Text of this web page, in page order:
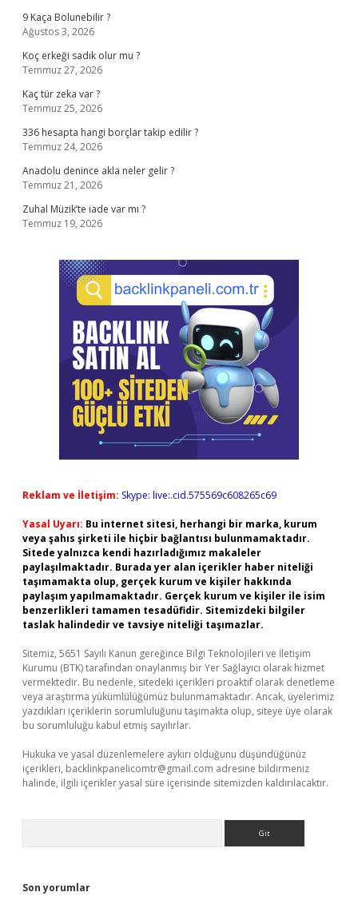
9 Kaça Bolunebilir ?
Ağustos 3, 2026
Koç erkeği sadık olur mu ?
Temmuz 27, 2026
Kaç tür zeka var ?
Temmuz 25, 2026
336 hesapta hangi borçlar takip edilir ?
Temmuz 24, 2026
Anadolu denince akla neler gelir ?
Temmuz 21, 2026
Zuhal Müzik’te iade var mı ?
Temmuz 19, 2026
Reklam ve İletişim: Skype: live:.cid.575569c608265c69
Yasal Uyarı: Bu internet sitesi, herhangi bir marka, kurum
veya şahıs şirketi ile hiçbir bağlantısı bulunmamaktadır.
Sitede yalnızca kendi hazırladığımız makaleler
paylaşılmaktadır. Burada yer alan içerikler haber niteliği
taşımamakta olup, gerçek kurum ve kişiler hakkında
paylaşım yapılmamaktadır. Gerçek kurum ve kişiler ile isim
benzerlikleri tamamen tesadüfidir. Sitemizdeki bilgiler
taslak halindedir ve tavsiye niteliği taşımazlar.
Sitemiz, 5651 Sayılı Kanun gereğince Bilgi Teknolojileri ve İletişim
Kurumu (BTK) tarafından onaylanmış bir Yer Sağlayıcı olarak hizmet
vermektedir. Bu nedenle, sitedeki içerikleri proaktif olarak denetleme
veya araştırma yükümlülüğümüz bulunmamaktadır. Ancak, üyelerimiz
yazdıkları içeriklerin sorumluluğunu taşımakta olup, siteye üye olarak
bu sorumluluğu kabul etmiş sayılırlar.
Hukuka ve yasal düzenlemelere aykırı olduğunu düşündüğünüz
içerikleri, backlinkpanelicomtr@gmail.com adresine bildirmeniz
halinde, ilgili içerikler yasal süre içerisinde sitemizden kaldırılacaktır.
Son yorumlar